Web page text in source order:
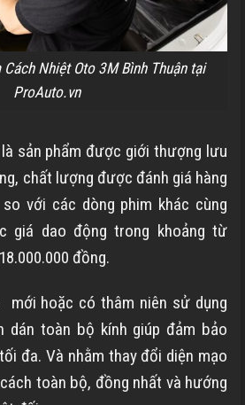
Nhiệt Oto 3M Bình Thuận tại
ProAuto.vn
sản phẩm được giới thượng lưu
chất lượng được đánh giá hàng
với các dòng phim khác cùng
giá dao động trong khoảng từ
đồng.
hoặc có thâm niên sử dụng
dán toàn bộ kính giúp đảm bảo
đa. Và nhằm thay đổi diện mạo
toàn bộ, đồng nhất và hướng